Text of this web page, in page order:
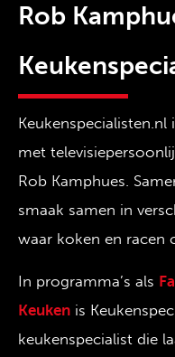
Rob
met
Rob Kamphues.
smaak samen in
waar koken en racen
In programma’s als
Keuken is
keukenspecialist die